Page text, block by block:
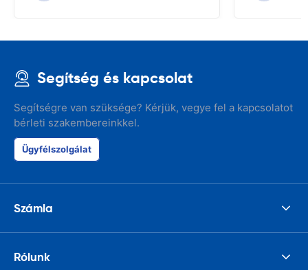
Segítség és kapcsolat
Segítségre van szüksége? Kérjük, vegye fel a kapcsolatot
bérleti szakembereinkkel.
Ügyfélszolgálat
Számla
Rólunk